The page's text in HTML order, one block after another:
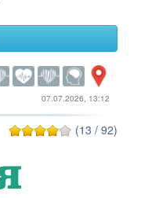
07.07.2026, 13:12
(13 / 92)